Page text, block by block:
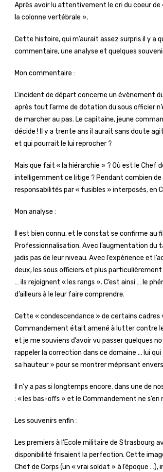
Après avoir lu attentivement le cri du coeur
la colonne vertébrale ».
Cette histoire, qui m’aurait assez surpris il y a
commentaire, une analyse et quelques
Mon commentaire :
L’incident de départ concerne un évènement
après tout l’arme de dotation du sous officier
de marcher au pas. Le capitaine, jeune
décide ! Il y a trente ans il aurait sans doute
et qui pourrait le lui reprocher ?
Mais que fait « la hiérarchie » ? Où est le Chef
intelligemment ce litige ? Pendant combien
responsabilités par « fusibles » interposés, en
Mon analyse :
Il est bien connu, et le constat se confirme au
Professionnalisation. Avec l’augmentation du
jadis pas de leur niveau. Avec l’expérience et
deux, les sous officiers et plus
… ils rejoignent « les rangs ». C’est ainsi … le
d’ailleurs à le leur faire comprendre.
Cette « condescendance » de certains cadres
Commandement était amené à lutter contre
et je me souviens d’avoir vu passer quelques
rappeler la correction dans ce domaine … lui
sa hauteur » pour se montrer méprisant
Il n’y a pas si longtemps encore, dans une de
: « les bas-offs » et le Commandement ne
Les souvenirs enfin :
Les premiers à l’Ecole militaire de Strasbourg
disponibilité frisaient la perfection. Cette
Chef de Corps (un « vrai soldat » à l’époque